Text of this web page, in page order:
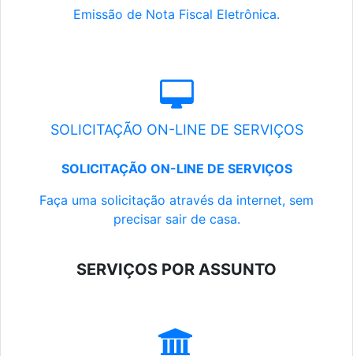
Emissão de Nota Fiscal Eletrônica.
SOLICITAÇÃO ON-LINE DE SERVIÇOS
SOLICITAÇÃO ON-LINE DE SERVIÇOS
Faça uma solicitação através da internet, sem
precisar sair de casa.
SERVIÇOS POR ASSUNTO